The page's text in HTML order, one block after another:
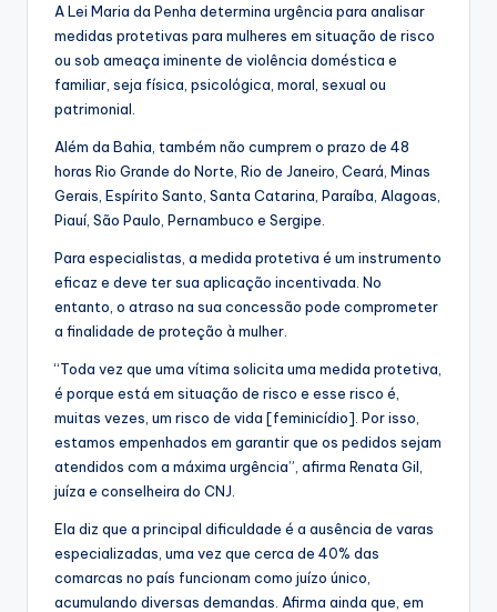
A Lei Maria da Penha determina urgência para analisar
medidas protetivas para mulheres em situação de risco
ou sob ameaça iminente de violência doméstica e
familiar, seja física, psicológica, moral, sexual ou
patrimonial.
Além da Bahia, também não cumprem o prazo de 48
horas Rio Grande do Norte, Rio de Janeiro, Ceará, Minas
Gerais, Espírito Santo, Santa Catarina, Paraíba, Alagoas,
Piauí, São Paulo, Pernambuco e Sergipe.
Para especialistas, a medida protetiva é um instrumento
eficaz e deve ter sua aplicação incentivada. No
entanto, o atraso na sua concessão pode comprometer
a finalidade de proteção à mulher.
“Toda vez que uma vítima solicita uma medida protetiva,
é porque está em situação de risco e esse risco é,
muitas vezes, um risco de vida [feminicídio]. Por isso,
estamos empenhados em garantir que os pedidos sejam
atendidos com a máxima urgência”, afirma Renata Gil,
juíza e conselheira do CNJ.
Ela diz que a principal dificuldade é a ausência de varas
especializadas, uma vez que cerca de 40% das
comarcas no país funcionam como juízo único,
acumulando diversas demandas. Afirma ainda que, em